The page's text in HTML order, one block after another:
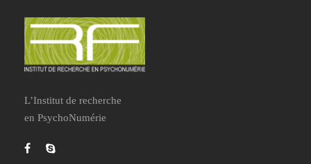
L’Institut de recherche
en PsychoNumérie